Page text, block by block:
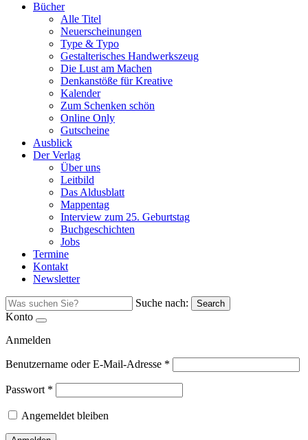
Bücher
Alle Titel
Neuerscheinungen
Type & Typo
Gestalterisches Handwerkszeug
Die Lust am Machen
Denkanstöße für Kreative
Kalender
Zum Schenken schön
Online Only
Gutscheine
Ausblick
Der Verlag
Über uns
Leitbild
Das Aldusblatt
Mappentag
Interview zum 25. Geburtstag
Buchgeschichten
Jobs
Termine
Kontakt
Newsletter
Suche nach: Search
Konto
Anmelden
Benutzername oder E-Mail-Adresse *
Passwort *
Angemeldet bleiben